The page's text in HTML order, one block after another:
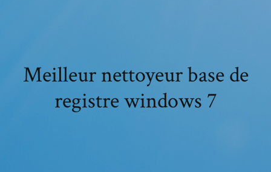
Meilleur nettoyeur base de
registre windows 7